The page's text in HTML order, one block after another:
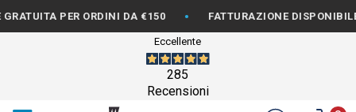
PER ORDINI DA €150 • FATTURAZIONE DISPONIBILE
Eccellente
285
Recensioni